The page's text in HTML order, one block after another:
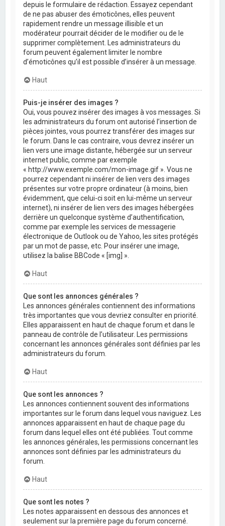
depuis le formulaire de rédaction. Essayez cependant
de ne pas abuser des émoticônes, elles peuvent
rapidement rendre un message illisible et un
modérateur pourrait décider de le modifier ou de le
supprimer complètement. Les administrateurs du
forum peuvent également limiter le nombre
d’émoticônes qu’il est possible d’insérer à un message.
Haut
Puis-je insérer des images ?
Oui, vous pouvez insérer des images à vos messages. Si
les administrateurs du forum ont autorisé l’insertion de
pièces jointes, vous pourrez transférer des images sur
le forum. Dans le cas contraire, vous devrez insérer un
lien vers une image distante, hébergée sur un serveur
internet public, comme par exemple
« http://www.exemple.com/mon-image.gif ». Vous ne
pourrez cependant ni insérer de lien vers des images
présentes sur votre propre ordinateur (à moins, bien
évidemment, que celui-ci soit en lui-même un serveur
internet), ni insérer de lien vers des images hébergées
derrière un quelconque système d’authentification,
comme par exemple les services de messagerie
électronique de Outlook ou de Yahoo, les sites protégés
par un mot de passe, etc. Pour insérer une image,
utilisez la balise BBCode « [img] ».
Haut
Que sont les annonces générales ?
Les annonces générales contiennent des informations
très importantes que vous devriez consulter en priorité.
Elles apparaissent en haut de chaque forum et dans le
panneau de contrôle de l’utilisateur. Les permissions
concernant les annonces générales sont définies par les
administrateurs du forum.
Haut
Que sont les annonces ?
Les annonces contiennent souvent des informations
importantes sur le forum dans lequel vous naviguez. Les
annonces apparaissent en haut de chaque page du
forum dans lequel elles ont été publiées. Tout comme
les annonces générales, les permissions concernant les
annonces sont définies par les administrateurs du
forum.
Haut
Que sont les notes ?
Les notes apparaissent en dessous des annonces et
seulement sur la première page du forum concerné.